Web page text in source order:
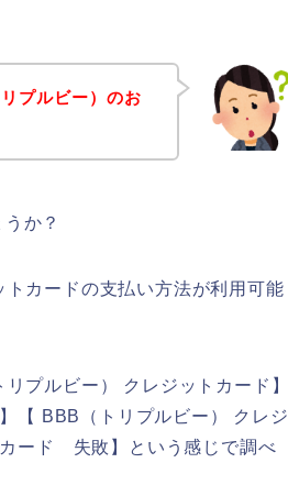
プルビー）のお
か？
カードの支払い方法が利用可能
プルビー） クレジットカード】
【 BBB（トリプルビー） クレジ
ード 失敗】という感じで調べ